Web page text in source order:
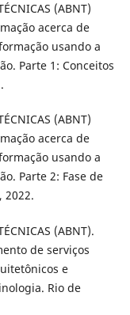
(ABNT)
acerca de
usando a
Parte 1: Conceitos
(ABNT)
acerca de
usando a
Parte 2: Fase de
2022.
(ABNT).
de serviços
e
Rio de